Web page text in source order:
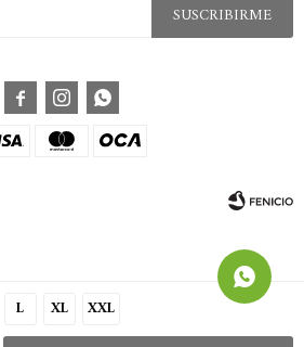
L XL
XXL
SUSCRIBIRME
  